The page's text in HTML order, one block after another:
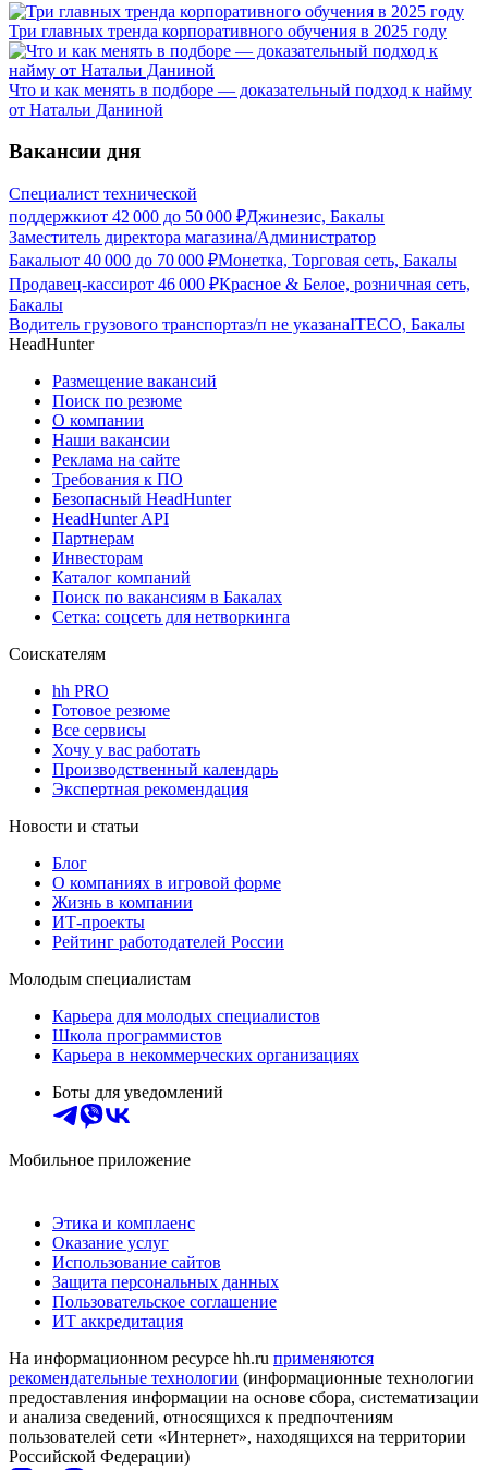
Три главных тренда корпоративного обучения в 2025 году
Что и как менять в подборе — доказательный подход к найму
от Натальи Даниной
Вакансии дня
Специалист технической
поддержкиот 42 000 до 50 000 ₽Джинезис, Бакалы
Заместитель директора магазина/Администратор
Бакалыот 40 000 до 70 000 ₽Монетка, Торговая сеть, Бакалы
Продавец-кассирот 46 000 ₽Красное & Белое, розничная сеть,
Бакалы
Водитель грузового транспортаз/п не указанаITECO, Бакалы
HeadHunter
Размещение вакансий
Поиск по резюме
О компании
Наши вакансии
Реклама на сайте
Требования к ПО
Безопасный HeadHunter
HeadHunter API
Партнерам
Инвесторам
Каталог компаний
Поиск по вакансиям в Бакалах
Сетка: соцсеть для нетворкинга
Соискателям
hh PRO
Готовое резюме
Все сервисы
Хочу у вас работать
Производственный календарь
Экспертная рекомендация
Новости и статьи
Блог
О компаниях в игровой форме
Жизнь в компании
ИТ-проекты
Рейтинг работодателей России
Молодым специалистам
Карьера для молодых специалистов
Школа программистов
Карьера в некоммерческих организациях
Боты для уведомлений
Мобильное приложение
Этика и комплаенс
Оказание услуг
Использование сайтов
Защита персональных данных
Пользовательское соглашение
ИТ аккредитация
На информационном ресурсе hh.ru применяются
рекомендательные технологии (информационные технологии
предоставления информации на основе сбора, систематизации
и анализа сведений, относящихся к предпочтениям
пользователей сети «Интернет», находящихся на территории
Российской Федерации)